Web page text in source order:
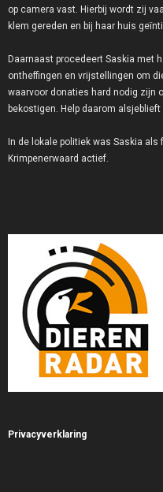
op camera vast. Hierbij wordt zij
klem gereden en bij haar huis
Daarnaast procedeert Saskia met
ontheffingen en vrijstellingen om
waarvoor donaties hard nodig zijn
bekostigen. Help daarom
In de lokale politiek was Saskia
Krimpenerwaard actief.
Privacyverklaring